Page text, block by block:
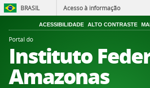
BRASIL Acesso à informação
ACESSIBILIDADE ALTO CONTRASTE
Portal do
Instituto
Amazonas